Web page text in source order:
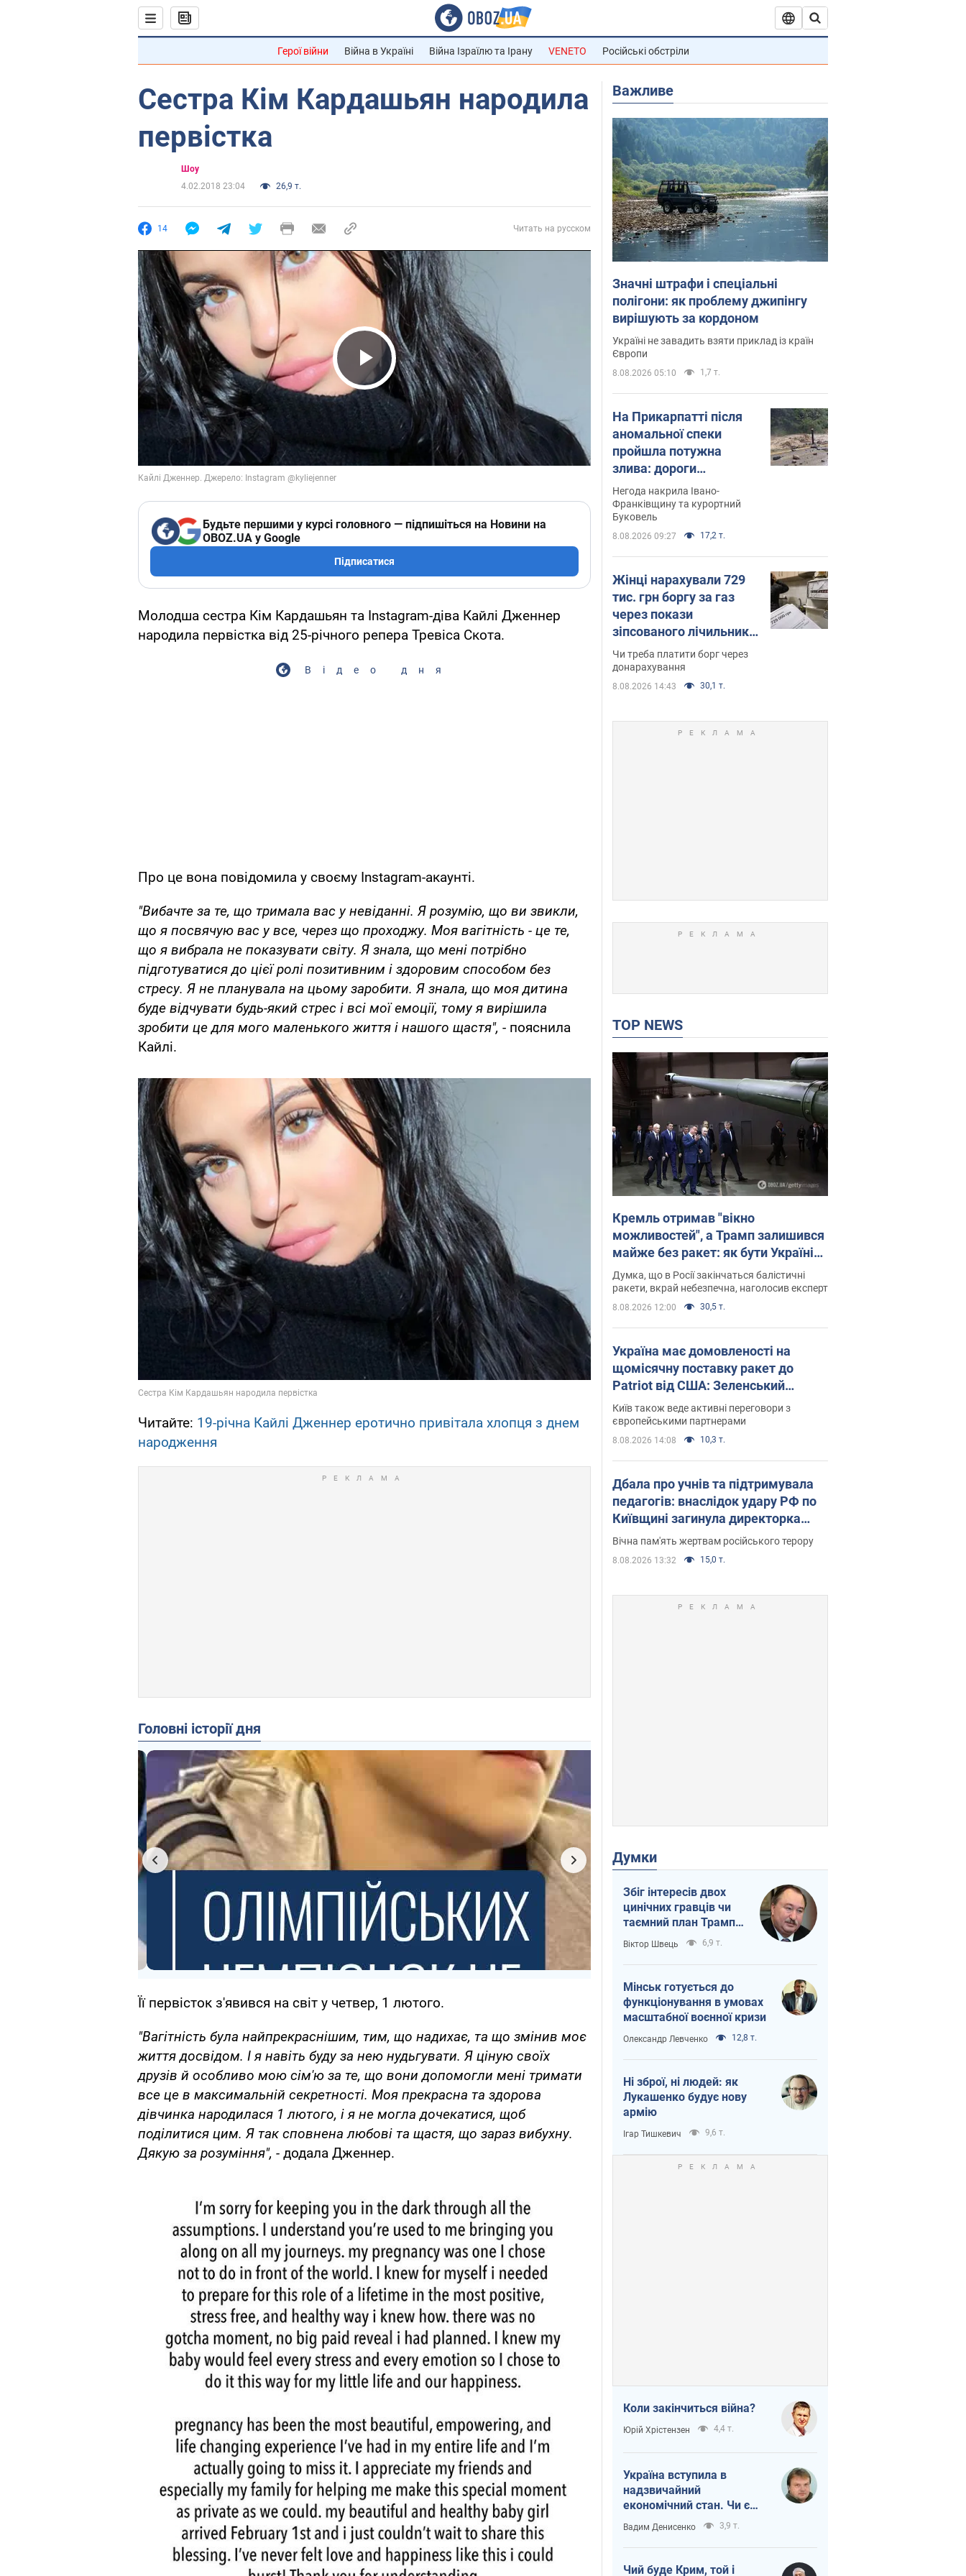
Герої війни Війна в Україні Війна Ізраїлю та Ірану VENETO Російські обстріли
Сестра Кім Кардашьян народила
первістка
Шоу
4.02.2018 23:04
26,9 т.
14 Читать на русском
Play Video
Будьте першими у курсі головного — підпишіться на Новини на
OBOZ.UA у Google
Підписатися
Молодша сестра Кім Кардашьян та Instagram-діва Кайлі Дженнер
народила первістка від 25-річного репера Тревіса Скота.
Відео дня
Про це вона повідомила у своєму Instagram-акаунті.
"Вибачте за те, що тримала вас у невіданні. Я розумію, що ви звикли,
що я посвячую вас у все, через що проходжу. Моя вагітність - це те,
що я вибрала не показувати світу. Я знала, що мені потрібно
підготуватися до цієї ролі позитивним і здоровим способом без
стресу. Я не планувала на цьому заробити. Я знала, що моя дитина
буде відчувати будь-який стрес і всі мої емоції, тому я вирішила
зробити це для мого маленького життя і нашого щастя", - пояснила
Кайлі.
Читайте: 19-річна Кайлі Дженнер еротично привітала хлопця з днем
народження
Головні історії дня
Її первісток з'явився на світ у четвер, 1 лютого.
"Вагітність була найпрекраснішим, тим, що надихає, та що змінив моє
життя досвідом. І я навіть буду за нею нудьгувати. Я ціную своїх
друзів й особливо мою сім'ю за те, що вони допомогли мені тримати
все це в максимальній секретності. Моя прекрасна та здорова
дівчинка народилася 1 лютого, і я не могла дочекатися, щоб
поділитися цим. Я так сповнена любові та щастя, що зараз вибухну.
Дякую за розуміння", - додала Дженнер.
Важливе
Значні штрафи і спеціальні
полігони: як проблему джипінгу
вирішують за кордоном
Україні не завадить взяти приклад із країн
Європи
8.08.2026 05:10 1,7 т.
На Прикарпатті після
аномальної спеки
пройшла потужна
злива: дороги
перетворились на
річки. Відео
Негода накрила Івано-
Франківщину та курортний
Буковель
8.08.2026 09:27 17,2 т.
Жінці нарахували 729
тис. грн боргу за газ
через покази
зіпсованого лічильника:
суддя ухвалив
неочікуване рішення
Чи треба платити борг через
донарахування
8.08.2026 14:43 30,1 т.
TOP NEWS
Кремль отримав "вікно
можливостей", а Трамп залишився
майже без ракет: як бути Україні?
Інтерв’ю з Мельником
Думка, що в Росії закінчаться балістичні
ракети, вкрай небезпечна, наголосив експерт
8.08.2026 12:00 30,5 т.
Україна має домовленості на
щомісячну поставку ракет до
Patriot від США: Зеленський
розкрив подробиці
Київ також веде активні переговори з
європейськими партнерами
8.08.2026 14:08 10,3 т.
Дбала про учнів та підтримувала
педагогів: внаслідок удару РФ по
Київщині загинула директорка
київського ліцею, її чоловік та онук
Вічна пам'ять жертвам російського терору
8.08.2026 13:32 15,0 т.
Думки
Збіг інтересів двох
цинічних гравців чи
таємний план Трампа
і Путіна?
Віктор Швець 6,9 т.
Мінськ готується до
функціонування в умовах
масштабної воєнної кризи
Олександр Левченко 12,8 т.
Ні зброї, ні людей: як
Лукашенко будує нову
армію
Ігар Тишкевич 9,6 т.
Коли закінчиться війна?
Юрій Хрістензен 4,4 т.
Україна вступила в
надзвичайний
економічний стан. Чи є
світло вкінці тунелю?
Вадим Денисенко 3,9 т.
Чий буде Крим, той і